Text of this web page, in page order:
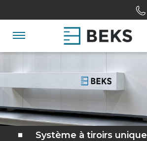
au
to
navigation
DE NOUS
SYSTÈMES
Système à tiroirs unique